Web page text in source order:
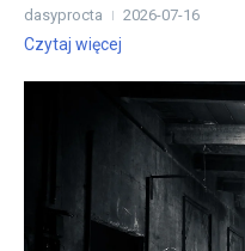
dasyprocta 2026-07-16
Czytaj więcej